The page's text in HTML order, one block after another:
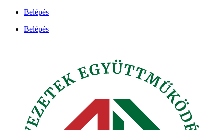
Ugrás
tartalomhoz
Belépés
Belépés